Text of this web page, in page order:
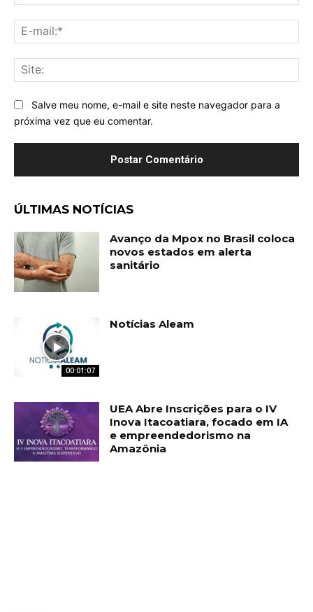
Salve meu nome, e-mail e site neste navegador para a
próxima vez que eu comentar.
ÚLTIMAS NOTÍCIAS
Avanço da Mpox no Brasil coloca
novos estados em alerta
sanitário
00:01:07
Notícias Aleam
UEA Abre Inscrições para o IV
Inova Itacoatiara, focado em IA
e empreendedorismo na
Amazônia